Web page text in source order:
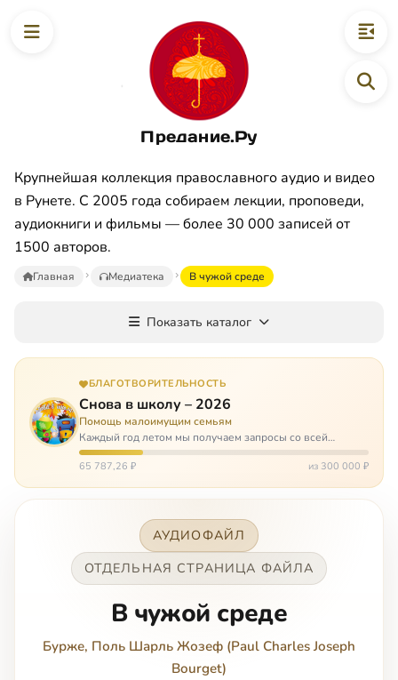
Предание.Ру
Крупнейшая коллекция православного аудио и видео
в Рунете. С 2005 года собираем лекции, проповеди,
аудиокниги и фильмы — более 30 000 записей от
1500 авторов.
Главная Медиатека В чужой среде
Показать каталог
БЛАГОТВОРИТЕЛЬНОСТЬ
Снова в школу – 2026
Помощь малоимущим семьям
Каждый год летом мы получаем запросы со всей
России: помогите собраться в школу. Семьи с больными
детьми или родителями, семьи без пап или мам,
65 787,26 ₽ из 300 000 ₽
АУДИОФАЙЛ
ОТДЕЛЬНАЯ СТРАНИЦА ФАЙЛА
В чужой среде
Бурже, Поль Шарль Жозеф (Paul Charles Joseph
Bourget)